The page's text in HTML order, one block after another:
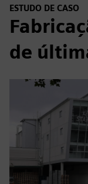
ESTUDO DE CASO
de